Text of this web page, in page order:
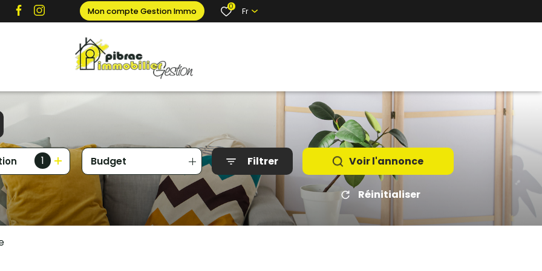
Mon compte Gestion Immo 0
Fr
1 Budget Filtrer Voir l'annonce
Réinitialiser